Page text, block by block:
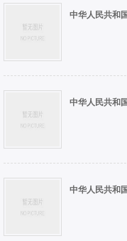
中华人民共和
中华人民共和
中华人民共和